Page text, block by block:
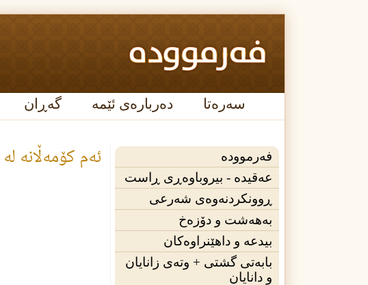
سەرەتا دەربارەی ئێمە گەڕان
فەرموودە
عه‌قیده‌ - بیروباوەڕی ڕاست
ڕوونکردنەوەی شەرعی
بەهەشت و دۆزەخ
بیدعە و داهێنراوەکان
بابەتی گشتی + وته‌ی زانایان
و دانایان
ئه‌م كۆمه‌ڵانه‌